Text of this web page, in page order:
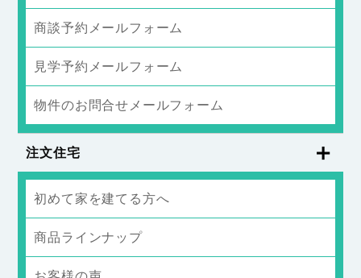
商談予約メールフォーム
見学予約メールフォーム
物件のお問合せメールフォーム
注文住宅
初めて家を建てる方へ
商品ラインナップ